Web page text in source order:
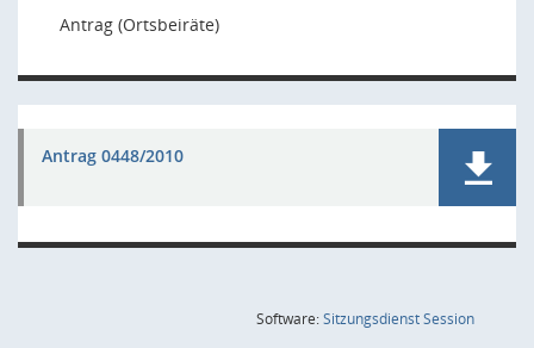
Antrag (Ortsbeiräte)
Antrag 0448/2010
Software:SitzungsdienstSession(Wird in